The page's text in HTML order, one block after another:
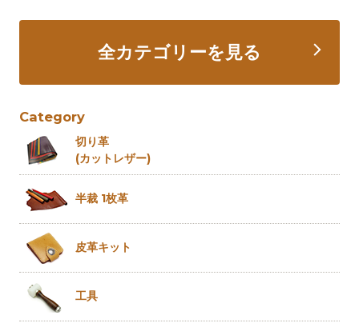
全カテゴリーを見る
Category
切り革
(カットレザー)
半裁 1枚革
皮革キット
工具